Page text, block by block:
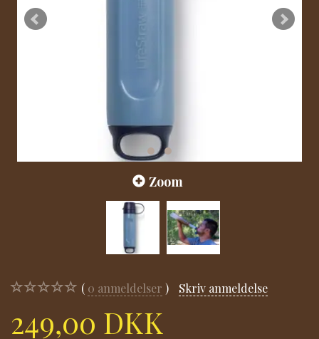
Zoom
0 anmeldelser Skriv anmeldelse
249,00 DKK